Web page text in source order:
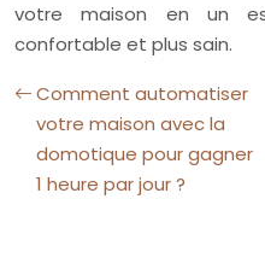
votre maison en un
confortable et plus sain.
Comment automatiser
votre maison avec la
domotique pour gagner
1 heure par jour ?